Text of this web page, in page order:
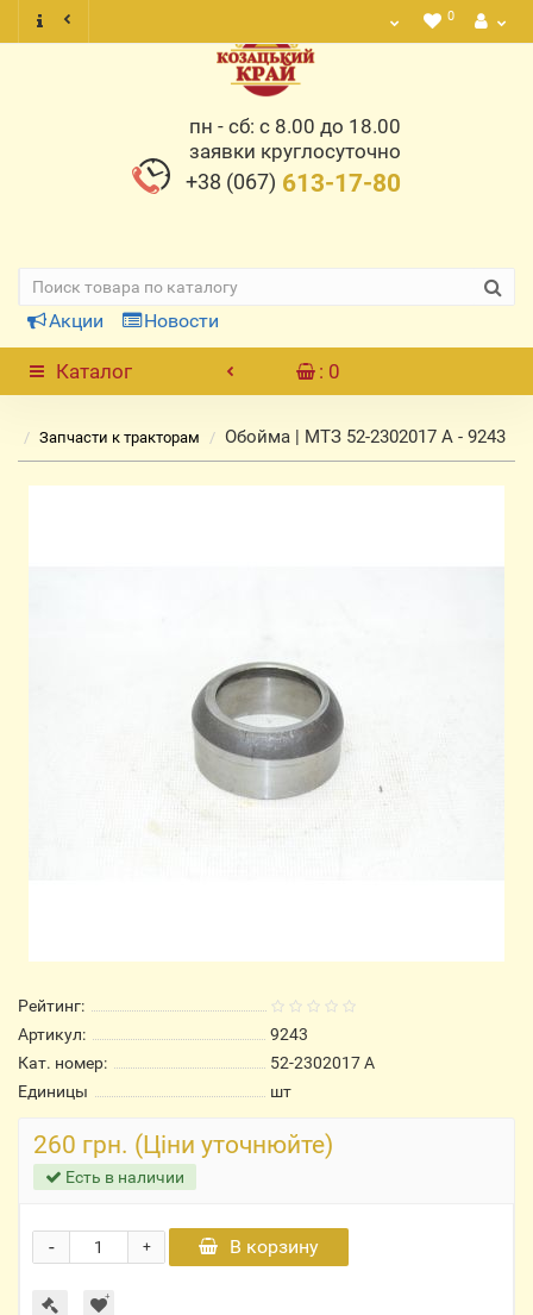
0
пн - сб: с 8.00 до 18.00
заявки круглосуточно
+38 (067) 613-17-80
Акции Новости
Каталог : 0
Запчасти к тракторам Обойма | МТЗ 52-2302017 А - 9243
Рейтинг:
Артикул:
9243
Кат. номер:
52-2302017 А
Единицы
шт
260 грн. (Ціни уточнюйте)
Есть в наличии
+
- В корзину